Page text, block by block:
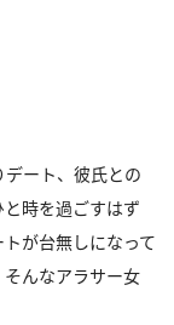
ート、彼氏との
時を過ごすはず
が台無しになって
んなアラサー女